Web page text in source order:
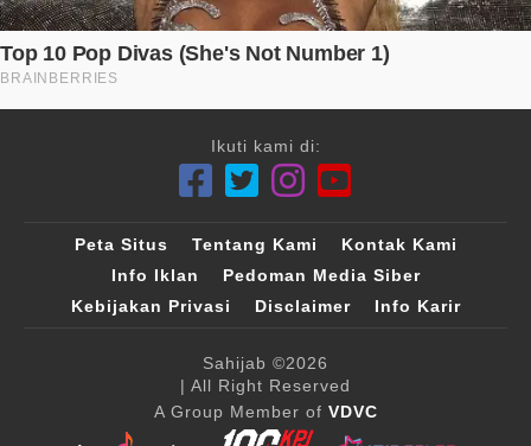
Ikuti kami di:
Peta Situs Tentang Kami
Kontak Kami
Info Iklan
Pedoman Media Siber
Kebijakan Privasi
Disclaimer Info Karir
Sahijab ©2026
| All Right Reserved
A Group Member of VDVC